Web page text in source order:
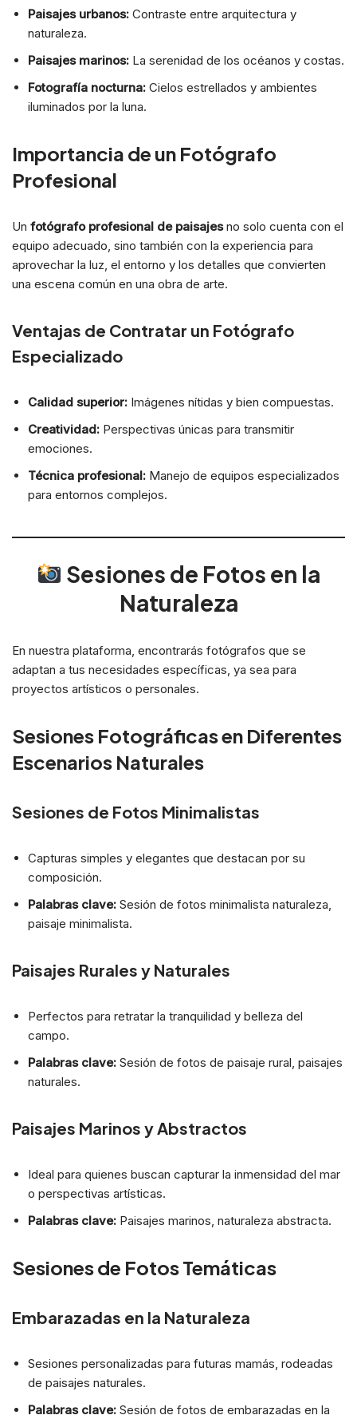
Paisajes urbanos: Contraste entre arquitectura y
naturaleza.
Paisajes marinos: La serenidad de los océanos y costas.
Fotografía nocturna: Cielos estrellados y ambientes
iluminados por la luna.
Importancia de un Fotógrafo
Profesional
Un fotógrafo profesional de paisajesno solo cuenta con el
equipo adecuado, sino también con la experiencia para
aprovechar la luz, el entorno y los detalles que convierten
una escena común en una obra de arte.
Ventajas de Contratar un Fotógrafo
Especializado
Calidad superior: Imágenes nítidas y bien compuestas.
Creatividad: Perspectivas únicas para transmitir
emociones.
Técnica profesional: Manejo de equipos especializados
para entornos complejos.
Sesiones de Fotos en la
Naturaleza
En nuestra plataforma, encontrarás fotógrafos que se
adaptan a tus necesidades específicas, ya sea para
proyectos artísticos o personales.
Sesiones Fotográficas en Diferentes
Escenarios Naturales
Sesiones de Fotos Minimalistas
Capturas simples y elegantes que destacan por su
composición.
Palabras clave: Sesión de fotos minimalista naturaleza,
paisaje minimalista.
Paisajes Rurales y Naturales
Perfectos para retratar la tranquilidad y belleza del
campo.
Palabras clave: Sesión de fotos de paisaje rural, paisajes
naturales.
Paisajes Marinos y Abstractos
Ideal para quienes buscan capturar la inmensidad del mar
o perspectivas artísticas.
Palabras clave: Paisajes marinos, naturaleza abstracta.
Sesiones de Fotos Temáticas
Embarazadas en la Naturaleza
Sesiones personalizadas para futuras mamás, rodeadas
de paisajes naturales.
Palabras clave: Sesión de fotos de embarazadas en la